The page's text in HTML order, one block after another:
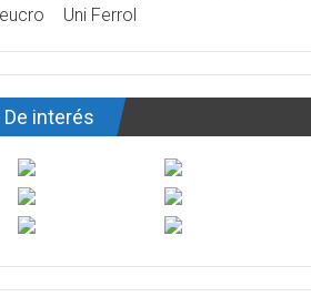
Uni Ferrol
De interés